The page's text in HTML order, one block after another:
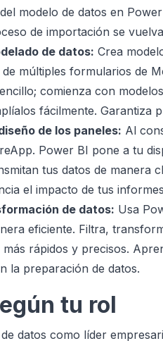
modelo de datos en
de importación se
de datos: Crea
múltiples formularios de
comienza con
fácilmente. Garantiza
de los paneles: Al
Power BI pone a tu
tus datos de manera
el impacto de tus
de datos: Usa
eficiente. Filtra,
más rápidos y precisos.
la preparación de datos.
tu rol
datos como líder